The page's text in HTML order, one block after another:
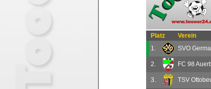
Platz Verein
1.
SVO
2. FC 98
3. TSV